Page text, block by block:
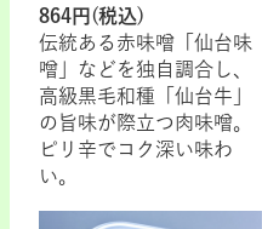
864円(税込)
伝統ある赤味噌「仙台味
噌」などを独自調合し、
高級黒毛和種「仙台牛」
の旨味が際立つ肉味噌。
ピリ辛でコク深い味わ
い。